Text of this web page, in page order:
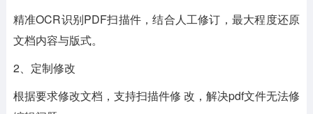
精准OCR识别PDF扫描件，结合人工修订，最大程度还原
文档内容与版式。
2、定制修改
根据要求修改文档，支持扫描件修 改，解决pdf文件无法修